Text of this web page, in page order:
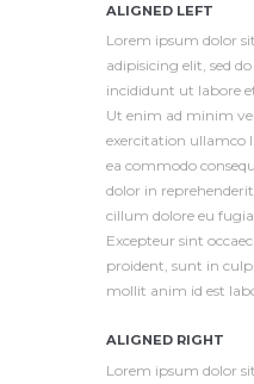
ALIGNED LEFT
Lorem ipsum dolor
adipisicing elit, sed
incididunt ut labore
Ut enim ad minim
exercitation ullamco
ea commodo
dolor in
cillum dolore eu
Excepteur sint
proident, sunt in
mollit anim id est
ALIGNED RIGHT
Lorem ipsum dolor